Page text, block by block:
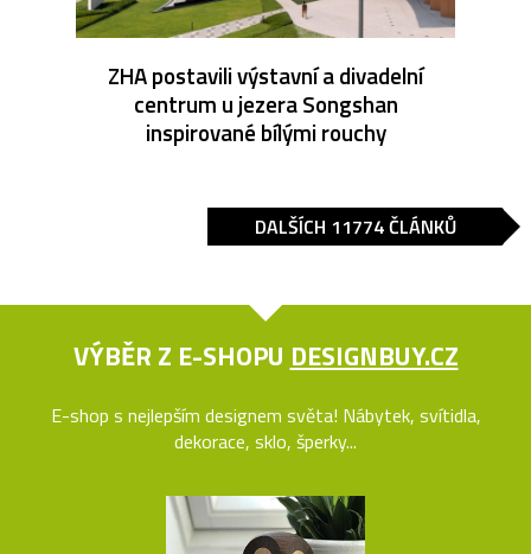
ZHA postavili výstavní a divadelní
centrum u jezera Songshan
inspirované bílými rouchy
DALŠÍCH 11774 ČLÁNKŮ
VÝBĚR Z E-SHOPU DESIGNBUY.CZ
E-shop s nejlepším designem světa! Nábytek, svítidla,
dekorace, sklo, šperky...